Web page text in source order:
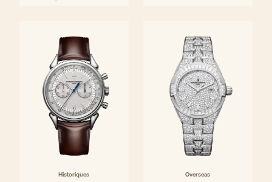
Historiques Overseas